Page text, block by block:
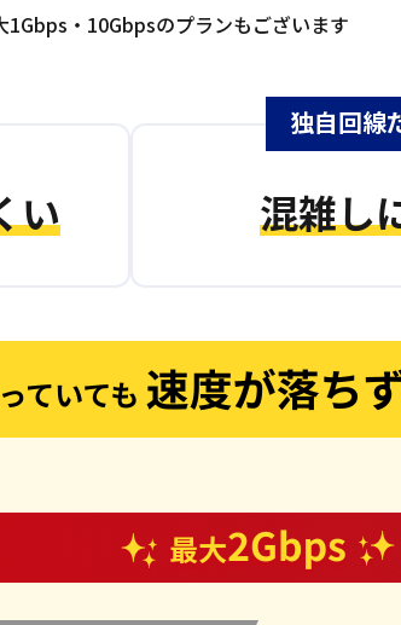
・10Gbpsのプランもございます
い
独自回線
混雑し